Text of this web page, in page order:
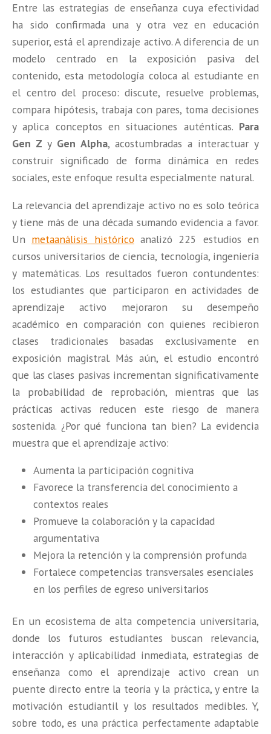
Entre las estrategias de enseñanza cuya efectividad
ha sido confirmada una y otra vez en educación
superior, está el aprendizaje activo. A diferencia de un
modelo centrado en la exposición pasiva del
contenido, esta metodología coloca al estudiante en
el centro del proceso: discute, resuelve problemas,
compara hipótesis, trabaja con pares, toma decisiones
y aplica conceptos en situaciones auténticas. Para
Gen Z y Gen Alpha, acostumbradas a interactuar y
construir significado de forma dinámica en redes
sociales, este enfoque resulta especialmente natural.
La relevancia del aprendizaje activo no es solo teórica
y tiene más de una década sumando evidencia a favor.
Un metaanálisis histórico analizó 225 estudios en
cursos universitarios de ciencia, tecnología, ingeniería
y matemáticas. Los resultados fueron contundentes:
los estudiantes que participaron en actividades de
aprendizaje activo mejoraron su desempeño
académico en comparación con quienes recibieron
clases tradicionales basadas exclusivamente en
exposición magistral. Más aún, el estudio encontró
que las clases pasivas incrementan significativamente
la probabilidad de reprobación, mientras que las
prácticas activas reducen este riesgo de manera
sostenida. ¿Por qué funciona tan bien? La evidencia
muestra que el aprendizaje activo:
Aumenta la participación cognitiva
Favorece la transferencia del conocimiento a
contextos reales
Promueve la colaboración y la capacidad
argumentativa
Mejora la retención y la comprensión profunda
Fortalece competencias transversales esenciales
en los perfiles de egreso universitarios
En un ecosistema de alta competencia universitaria,
donde los futuros estudiantes buscan relevancia,
interacción y aplicabilidad inmediata, estrategias de
enseñanza como el aprendizaje activo crean un
puente directo entre la teoría y la práctica, y entre la
motivación estudiantil y los resultados medibles. Y,
sobre todo, es una práctica perfectamente adaptable